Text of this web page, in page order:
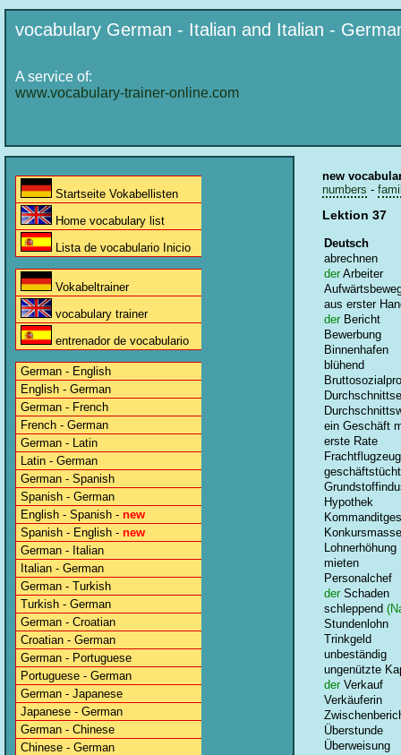
vocabulary German - Italian and Italian -
A service of:
www.vocabulary-trainer-online.com
Startseite Vokabellisten
Home vocabulary list
Lista de vocabulario Inicio
Vokabeltrainer
vocabulary trainer
entrenador de vocabulario
German - English
English - German
German - French
French - German
German - Latin
Latin - German
German - Spanish
Spanish - German
English - Spanish - new
Spanish - English - new
German - Italian
Italian - German
German - Turkish
Turkish - German
German - Croatian
Croatian - German
German - Portuguese
Portuguese - German
German - Japanese
Japanese - German
German - Chinese
Chinese - German
new
numbers -
Lektion 37
Deutsch
abrechnen
derArbeiter
aus erster
der Bericht
Bewerbung
Binnenhafen
blühend
ein Geschäft
erste Rate
Frachtflugzeug
Hypothek
Konkursmasse
Lohnerhöhung
mieten
Personalchef
der Schaden
schleppend
Stundenlohn
Trinkgeld
unbeständig
ungenützte
der Verkauf
Verkäuferin
Überstunde
Überweisung